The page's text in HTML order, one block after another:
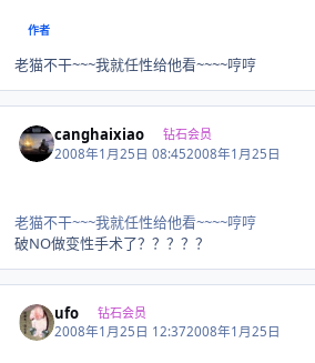
作者
老猫不干~~~我就任性给他看~~~~哼哼
canghaixiao 钻石会员
2008年1月25日 08:452008年1月25日
老猫不干~~~我就任性给他看~~~~哼哼
破NO做变性手术了？？？？？
ufo 钻石会员
2008年1月25日 12:372008年1月25日